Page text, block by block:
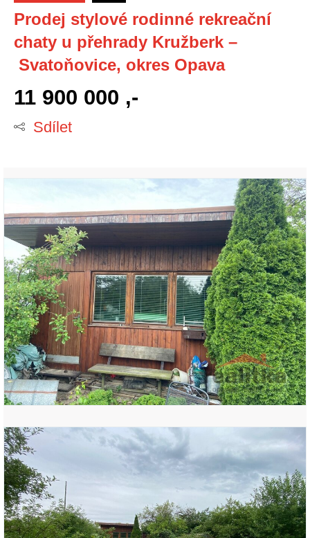
Prodej stylové rodinné rekreační
chaty u přehrady Kružberk –
Svatoňovice, okres Opava
11 900 000 ,-
Sdílet